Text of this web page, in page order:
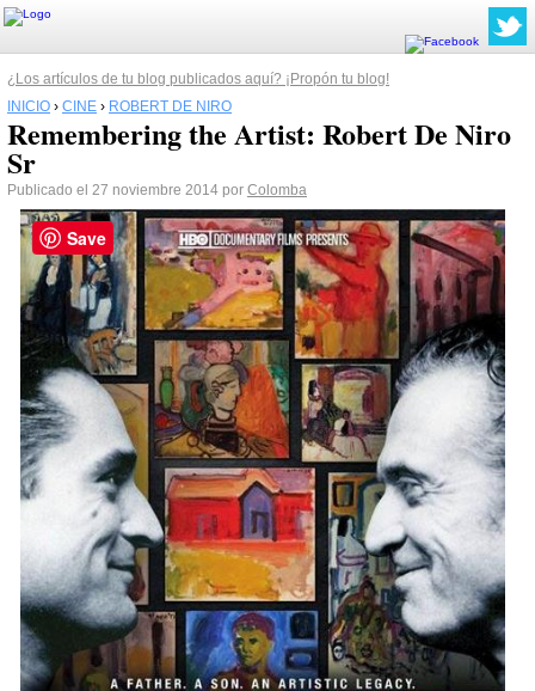
¿Los artículos de tu blog publicados aquí? ¡Propón tu blog!
INICIO › CINE › ROBERT DE NIRO
Remembering the Artist: Robert De Niro
Sr
Publicado el 27 noviembre 2014 por Colomba
Save